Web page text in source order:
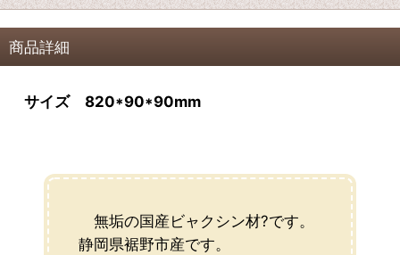
商品詳細
サイズ 820*90*90mm
無垢の国産ビャクシン材?です。
静岡県裾野市産です。